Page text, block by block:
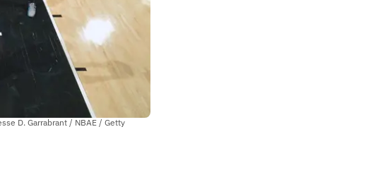
D. Garrabrant / NBAE / Getty